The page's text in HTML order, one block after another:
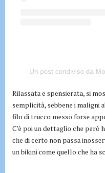
Un post condiviso da
Rilassata e spensierata, si
semplicità, sebbene i maligni
filo di trucco messo forse
C’è poi un dettaglio che
che di certo non passa
un bikini come quello che ha